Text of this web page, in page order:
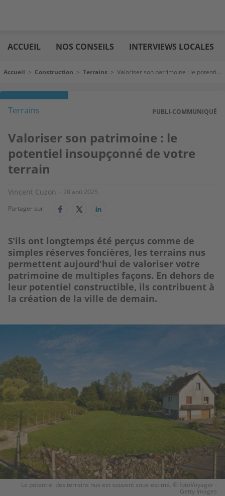
au
contenu
immo
ACCUEIL NOS CONSEILS INTERVIEWS LOCALES
Fil d'Ariane
Accueil > Construction > Terrains > Valoriser son patrimoine : le potentiel insoupçonné de votre terrain
PUBLI-COMMUNIQUÉ
Terrains
Valoriser son patrimoine : le
potentiel insoupçonné de votre
terrain
Vincent Cuzon
28 aoû 2025
Partager sur
S’ils ont longtemps été perçus comme de
simples réserves foncières, les terrains nus
permettent aujourd'hui de valoriser votre
patrimoine de multiples façons. En dehors de
leur potentiel constructible, ils contribuent à
la création de la ville de demain.
Le potentiel des terrains nus est souvent sous-estimé. © fotoVoyager -
Getty Images